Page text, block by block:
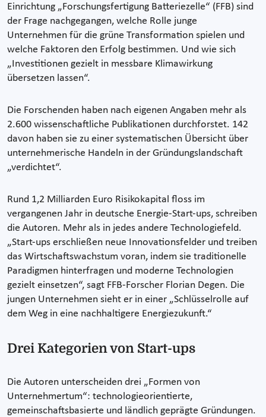
Einrichtung „Forschungsfertigung Batteriezelle“ (FFB) sind
der Frage nachgegangen, welche Rolle junge
Unternehmen für die grüne Transformation spielen und
welche Faktoren den Erfolg bestimmen. Und wie sich
„Investitionen gezielt in messbare Klimawirkung
übersetzen lassen“.
Die Forschenden haben nach eigenen Angaben mehr als
2.600 wissenschaftliche Publikationen durchforstet. 142
davon haben sie zu einer systematischen Übersicht über
unternehmerische Handeln in der Gründungslandschaft
„verdichtet“.
Rund 1,2 Milliarden Euro Risikokapital floss im
vergangenen Jahr in deutsche Energie-Start-ups, schreiben
die Autoren. Mehr als in jedes andere Technologiefeld.
„Start-ups erschließen neue Innovationsfelder und treiben
das Wirtschaftswachstum voran, indem sie traditionelle
Paradigmen hinterfragen und moderne Technologien
gezielt einsetzen“, sagt FFB-Forscher Florian Degen. Die
jungen Unternehmen sieht er in einer „Schlüsselrolle auf
dem Weg in eine nachhaltigere Energiezukunft.“
Drei Kategorien von Start-ups
Die Autoren unterscheiden drei „Formen von
Unternehmertum“: technologieorientierte,
gemeinschaftsbasierte und ländlich geprägte Gründungen.